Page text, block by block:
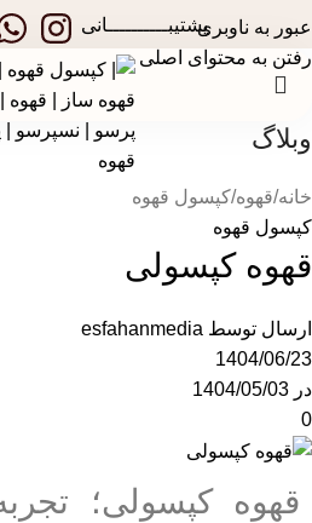
عبور به ناوبری
رفتن به محتوای اصلی
در جشنواره های تخفیفی استارسو ،
پشتیبــــــــــانی
وبلاگ
خانه قهوه کپسول قهوه
کپسول قهوه
قهوه کپسولی
ارسال توسط esfahanmedia
1404/06/23
در 1404/05/03
0
قهوه کپسولی؛